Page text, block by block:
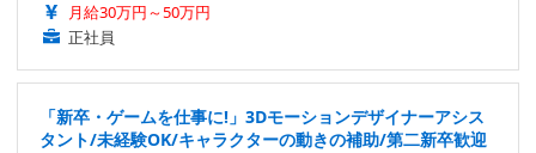
月給30万円～50万円
正社員
「新卒・ゲームを仕事に!」3Dモーションデザイナーアシス
タント/未経験OK/キャラクターの動きの補助/第二新卒歓迎